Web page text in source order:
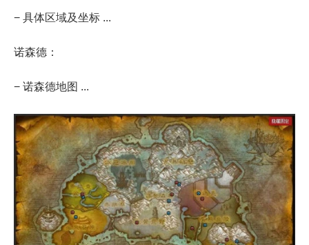
− 具体区域及坐标 ...
诺森德：
− 诺森德地图 ...